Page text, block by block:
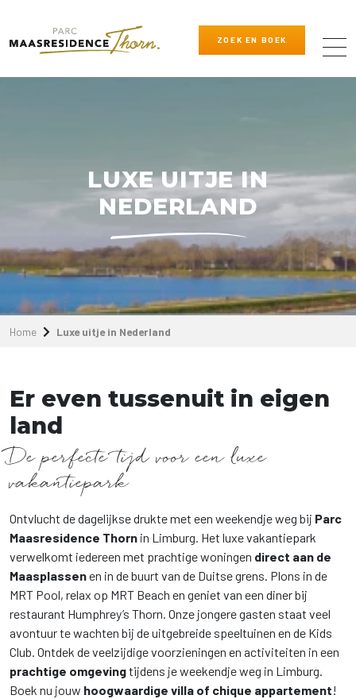
ZOEK EN BOEK
LUXE UITJE IN
NEDERLAND
Home Luxe uitje in Nederland
Er even tussenuit in eigen
land
De perfecte tijd voor een luxe
vakantiepark
Ontvlucht de dagelijkse drukte met een weekendje weg bij Parc
Maasresidence Thorn in Limburg. Het luxe vakantiepark
verwelkomt iedereen met prachtige woningen direct aan de
Maasplassenen in de buurt van de Duitse grens. Plons in de
MRT Pool, relax op MRT Beach en geniet van een diner bij
restaurant Humphrey’s Thorn. Onze jongere gasten staat veel
avontuur te wachten bij de uitgebreide speeltuinen en de Kids
Club. Ontdek de veelzijdige voorzieningen en activiteiten in een
prachtige omgevingtijdens je weekendje weg in Limburg.
Boek nu jouw hoogwaardige villa of chique appartement!